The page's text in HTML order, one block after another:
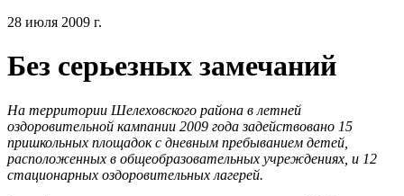
28 июля 2009 г.
Без серьезных замечаний
На территории Шелеховского района в летней
оздоровительной кампании 2009 года задействовано 15
пришкольных площадок с дневным пребыванием детей,
расположенных в общеобразовательных учреждениях, и 12
стационарных оздоровительных лагерей.